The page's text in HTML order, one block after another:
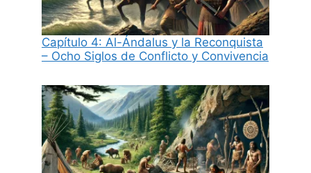
Capítulo 4: Al-Ándalus y la Reconquista
– Ocho Siglos de Conflicto y Convivencia